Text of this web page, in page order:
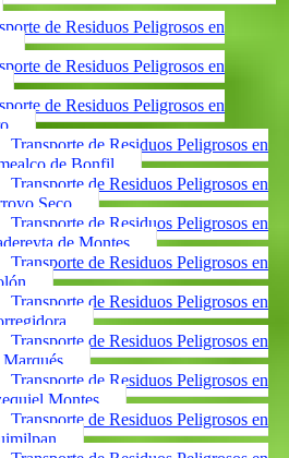
de Residuos Peligrosos en
de Residuos Peligrosos en
de Residuos Peligrosos en
Transporte de Residuos Peligrosos en
de Bonfil
Transporte de Residuos Peligrosos en
Seco
Transporte de Residuos Peligrosos en
de Montes
Transporte de Residuos Peligrosos en
Transporte de Residuos Peligrosos en
Transporte de Residuos Peligrosos en
Transporte de Residuos Peligrosos en
Montes
Transporte de Residuos Peligrosos en